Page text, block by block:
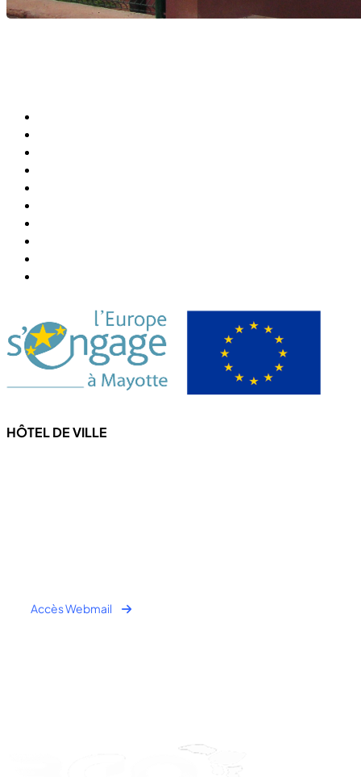
HÔTEL DE VILLE
Accès Webmail